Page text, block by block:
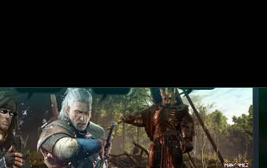
modificações, mudando o mundo do jogo
necessário, exceto esperar um máximo de 1-2